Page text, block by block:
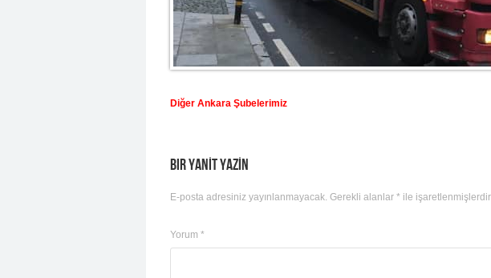
Diğer Ankara Şubelerimiz
Bir yanıt yazın
E-posta adresiniz yayınlanmayacak. Gerekli alanlar * ile işaretlenmişlerdir
Yorum *